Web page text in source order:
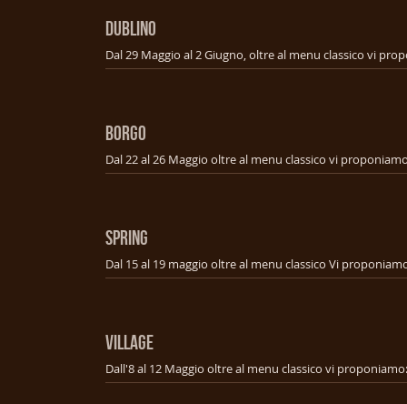
DUBLINO
BORGO
SPRING
VILLAGE